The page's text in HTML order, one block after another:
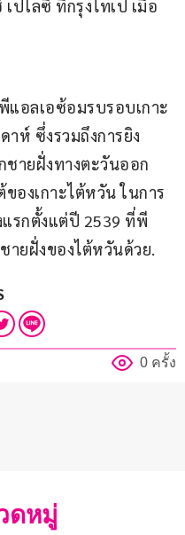
ปโลซี ที่กรุงไทเป เมื่อ
แอลเอซ้อมรบรอบเกาะ
าห์ ซึ่งรวมถึงการยิง
ชายฝั่งทางตะวันออก
องเกาะไต้หวัน ในการ
รกตั้งแต่ปี 2539 ที่พี
ายฝั่งของไต้หวันด้วย.
0 ครั้ง
ดหมู่